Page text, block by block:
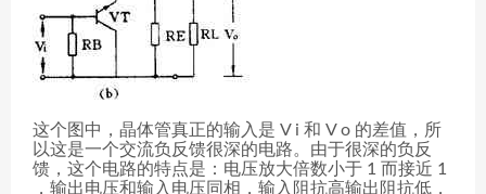
这个图中，晶体管真正的输入是 V i 和 V o 的差值，所
以这是一个交流负反馈很深的电路。由于很深的负反
馈，这个电路的特点是：电压放大倍数小于 1 而接近 1
，输出电压和输入电压同相，输入阻抗高输出阻抗低，